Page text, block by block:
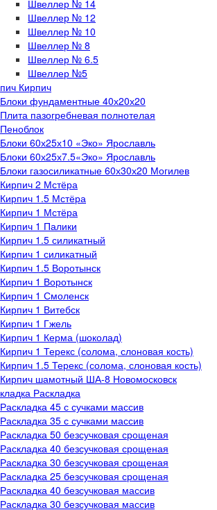
Швеллер № 14
Швеллер № 12
Швеллер № 10
Швеллер № 8
Швеллер № 6.5
Швеллер №5
Кирпич
Блоки фундаментные 40х20х20
Плита пазогребневая полнотелая
Пеноблок
Блоки 60х25х10 «Эко» Ярославль
Блоки 60х25х7.5«Эко» Ярославль
Блоки газосиликатные 60х30х20 Могилев
Кирпич 2 Мстёра
Кирпич 1.5 Мстёра
Кирпич 1 Мстёра
Кирпич 1 Палики
Кирпич 1.5 силикатный
Кирпич 1 силикатный
Кирпич 1.5 Воротынск
Кирпич 1 Воротынск
Кирпич 1 Смоленск
Кирпич 1 Витебск
Кирпич 1 Гжель
Кирпич 1 Керма (шоколад)
Кирпич 1 Терекс (солома, слоновая кость)
Кирпич 1.5 Терекс (солома, слоновая кость)
Кирпич шамотный ША-8 Новомосковск
Раскладка
Раскладка 45 с сучками массив
Раскладка 35 с сучками массив
Раскладка 50 безсучковая срощеная
Раскладка 40 безсучковая срощеная
Раскладка 30 безсучковая срощеная
Раскладка 25 безсучковая срощеная
Раскладка 40 безсучковая массив
Раскладка 30 безсучковая массив